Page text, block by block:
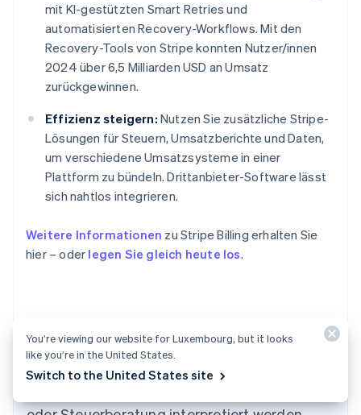
mit KI-gestützten Smart Retries und
automatisierten Recovery-Workflows. Mit den
Recovery-Tools von Stripe konnten Nutzer/innen
2024 über 6,5 Milliarden USD an Umsatz
zurückgewinnen.
Effizienz steigern: Nutzen Sie zusätzliche Stripe-
Lösungen für Steuern, Umsatzberichte und Daten,
um verschiedene Umsatzsysteme in einer
Plattform zu bündeln. Drittanbieter-Software lässt
sich nahtlos integrieren.
Weitere Informationen zu Stripe Billing erhalten Sie
hier – oder legen Sie gleich heute los.
Der Inhalt dieses Artikels dient nur zu
allgemeinen Informations- und
Australien
Belgien
You’re viewing our website for Luxembourg, but it looks
like you’re in the United States.
Switch to the United States site